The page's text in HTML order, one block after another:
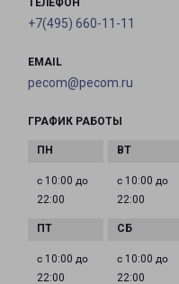
ТЕЛЕФОН
+7(495) 660-11-11
EMAIL
pecom@pecom.ru
ГРАФИК РАБОТЫ
с 10:00 до
22:00
с 10:00 до
22:00
с 10:00 до
22:00
с 10:00 до
22:00